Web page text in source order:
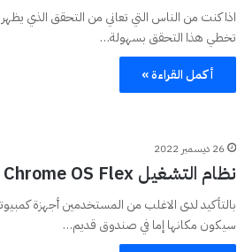
اذا كنت من الناس التي تعاني من التحقق الذي
تخطي هذا التحقق بسهولة…
أكمل القراءة »
26 ديسمبر 2022
نظام التشغيل Chrome OS Flex للاجهزة القديمة
بالتأكيد لدى الاغلب من المستخدمين أجهزة
سيكون مكانها إما في صندوق قديم…